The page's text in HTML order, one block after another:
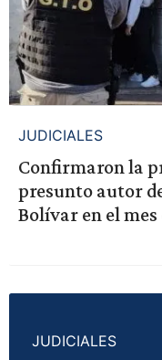
JUDICIALES
Confirmaron la
presunto autor
Bolívar en el mes
JUDICIALES